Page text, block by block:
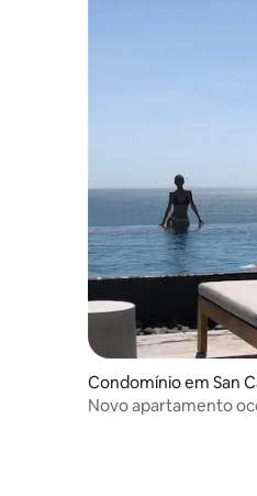
Condomínio em San
Novo apartamento